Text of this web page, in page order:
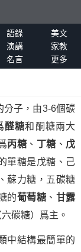
語錄
美文
演講
家教
名言 更多
分子，由3-6個碳
醛糖和酮糖兩大
丙糖 、 丁糖 、 戊
單糖是戊糖、己
蘇力糖，五碳糖
的葡萄糖 、 甘露
碳糖）爲主。
中結構最簡單的